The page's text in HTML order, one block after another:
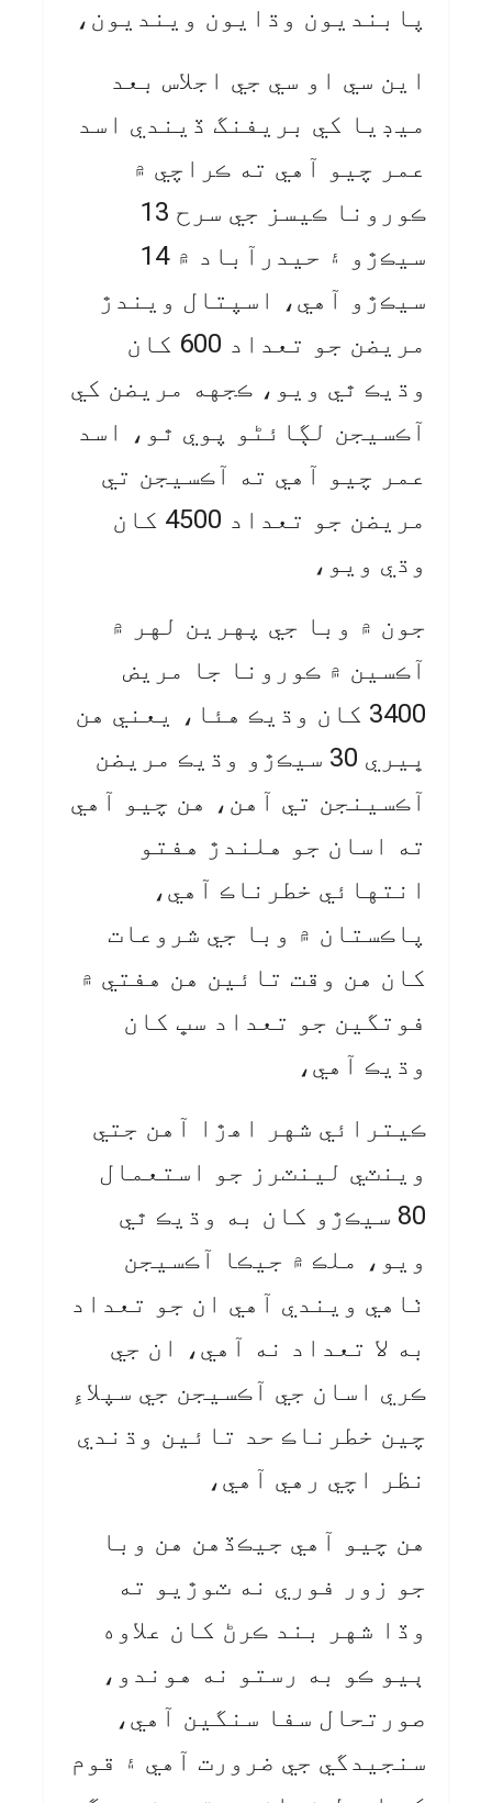
پابنديون وڌايون وينديون،
اين سي او سي جي اجلاس بعد
ميڊيا کي بريفنگ ڏيندي اسد
عمر چيو آهي ته ڪراچي ۾
ڪورونا ڪيسز جي سرح 13
سيڪڙو ۽ حيدرآباد ۾ 14
سيڪڙو آهي، اسپتال ويندڙ
مريضن جو تعداد 600 کان
وڌيڪ ٿي ويو، ڪجهه مريضن کي
آڪسيجن لڳائڻو پوي ٿو، اسد
عمر چيو آهي ته آڪسيجن تي
مريضن جو تعداد 4500 کان
وڌي ويو،
جون ۾ وبا جي پهرين لهر ۾
آڪسين ۾ ڪورونا جا مريض
3400 کان وڌيڪ هئا، يعني هن
ڀيري 30 سيڪڙو وڌيڪ مريضن
آڪسينجن تي آهن، هن چيو آهي
ته اسان جو هلندڙ هفتو
انتهائي خطرناڪ آهي،
پاڪستان ۾ وبا جي شروعات
کان هن وقت تائين هن هفتي ۾
فوتگين جو تعداد سڀ کان
وڌيڪ آهي،
ڪيترائي شهر اهڙا آهن جتي
وينٽي لينٽرز جو استعمال
80 سيڪڙو کان به وڌيڪ ٿي
ويو، ملڪ ۾ جيڪا آڪسيجن
ٺاهي ويندي آهي ان جو تعداد
به لا تعداد نه آهي، ان جي
ڪري اسان جي آڪسيجن جي سپلاءِ
چين خطرناڪ حد تائين وڌندي
نظر اچي رهي آهي،
هن چيو آهي جيڪڏهن هن وبا
جو زور فوري نه ٽوڙيو ته
وڏا شهر بند ڪرڻ کان علاوه
ٻيو ڪو به رستو نه هوندو،
صورتحال سفا سنگين آهي،
سنجيدگي جي ضرورت آهي ۽ قوم